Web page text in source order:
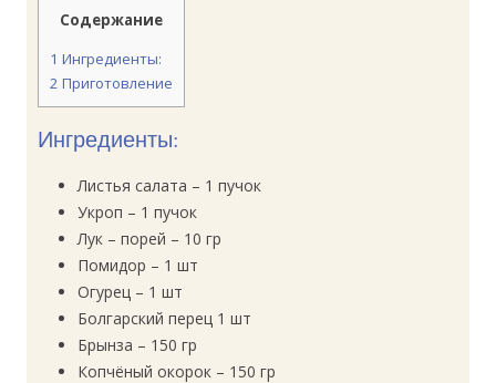
Содержание
1 Ингредиенты:
2 Приготовление
Ингредиенты:
Листья салата – 1 пучок
Укроп – 1 пучок
Лук – порей – 10 гр
Помидор – 1 шт
Огурец – 1 шт
Болгарский перец 1 шт
Брынза – 150 гр
Копчёный окорок – 150 гр